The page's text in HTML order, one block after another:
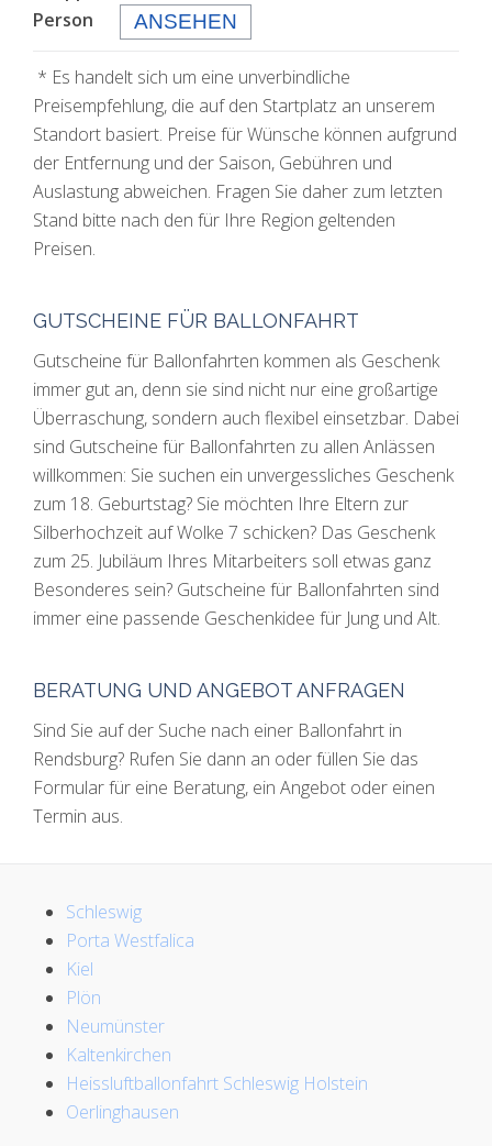
Person
ANSEHEN
* Es handelt sich um eine unverbindliche
Preisempfehlung, die auf den Startplatz an unserem
Standort basiert. Preise für Wünsche können aufgrund
der Entfernung und der Saison, Gebühren und
Auslastung abweichen. Fragen Sie daher zum letzten
Stand bitte nach den für Ihre Region geltenden
Preisen.
GUTSCHEINE FÜR BALLONFAHRT
Gutscheine für Ballonfahrten kommen als Geschenk
immer gut an, denn sie sind nicht nur eine großartige
Überraschung, sondern auch flexibel einsetzbar. Dabei
sind Gutscheine für Ballonfahrten zu allen Anlässen
willkommen: Sie suchen ein unvergessliches Geschenk
zum 18. Geburtstag? Sie möchten Ihre Eltern zur
Silberhochzeit auf Wolke 7 schicken? Das Geschenk
zum 25. Jubiläum Ihres Mitarbeiters soll etwas ganz
Besonderes sein? Gutscheine für Ballonfahrten sind
immer eine passende Geschenkidee für Jung und Alt.
BERATUNG UND ANGEBOT ANFRAGEN
Sind Sie auf der Suche nach einer Ballonfahrt in
Rendsburg? Rufen Sie dann an oder füllen Sie das
Formular für eine Beratung, ein Angebot oder einen
Termin aus.
Schleswig
Porta Westfalica
Kiel
Plön
Neumünster
Kaltenkirchen
Heissluftballonfahrt Schleswig Holstein
Oerlinghausen